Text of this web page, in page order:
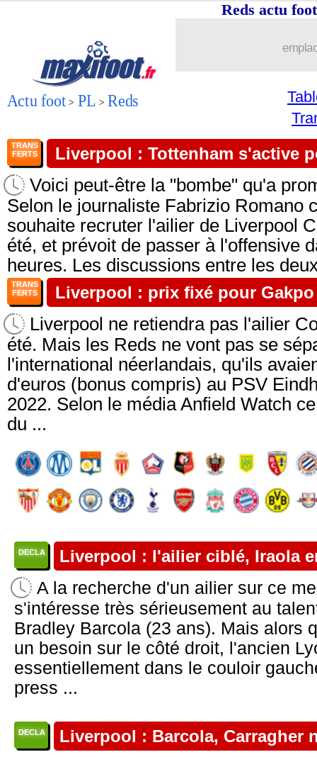
Actu foot > PL > Reds
Reds actu
TRANS
FERTS
Liverpool : Tottenham s'active
Voici peut-être la "bombe" qu'a
Selon le journaliste Fabrizio Romano
souhaite recruter l'ailier de Liverpool
été, et prévoit de passer à l'offensive
heures. Les discussions entre les
TRANS
FERTS
Liverpool : prix fixé pour Gakpo
Liverpool ne retiendra pas l'ailier
été. Mais les Reds ne vont pas se
l'international néerlandais, qu'ils
d'euros (bonus compris) au PSV
2022. Selon le média Anfield Watch
du ...
DECLA Liverpool : l'ailier ciblé, Iraola
A la recherche d'un ailier sur ce
s'intéresse très sérieusement au
Bradley Barcola (23 ans). Mais alors
un besoin sur le côté droit, l'ancien
essentiellement dans le couloir
press ...
DECLA Liverpool : Barcola, Carragher